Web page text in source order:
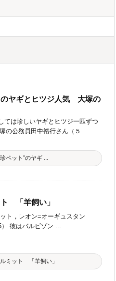
のヤギとヒツジ人気 大塚の
ては珍しいヤギとヒツジ一匹ずつ
の公務員田中裕行さん（５ ...
ペット”のヤギ ...
「羊飼い」
ト，レオン=オーギュスタン
彼はバルビゾン ...
ミット 「羊飼い」